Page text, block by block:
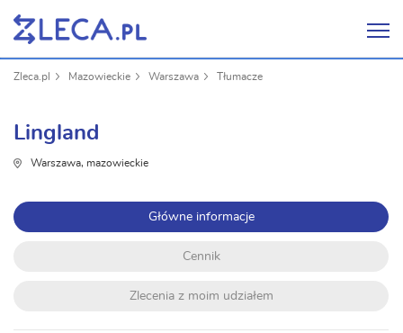
Zleca.pl Mazowieckie Warszawa Tłumacze
Lingland
Warszawa, mazowieckie
Główne informacje
Cennik
Zlecenia z moim udziałem